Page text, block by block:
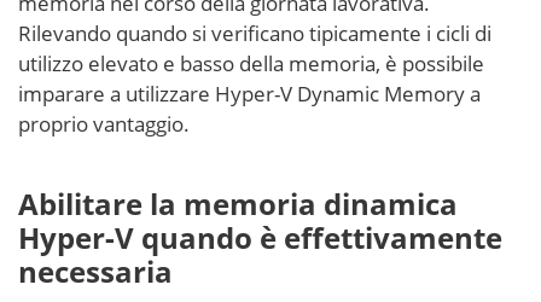
Rilevando quando si verificano tipicamente i cicli di
utilizzo elevato e basso della memoria, è possibile
imparare a utilizzare Hyper-V Dynamic Memory a
proprio vantaggio.
Abilitare la memoria dinamica
Hyper-V quando è effettivamente
necessaria